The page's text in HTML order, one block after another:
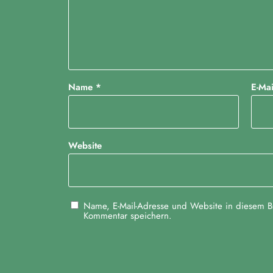
n
g
-
N
v
i
Name * E-
Website
Name, E-Mail-Adresse und Website in diesem
Kommentar speichern.